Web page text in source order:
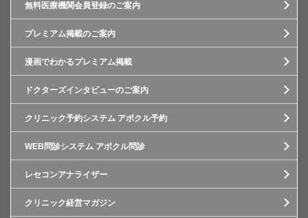
無料医療機関会員登録のご案内
プレミアム掲載のご案内
漫画でわかるプレミアム掲載
ドクターズインタビューのご案内
クリニック予約システム アポクル予約
WEB問診システム アポクル問診
レセコンアナライザー
クリニック経営マガジン